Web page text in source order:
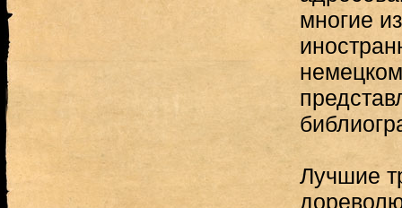
многие
Лучшие